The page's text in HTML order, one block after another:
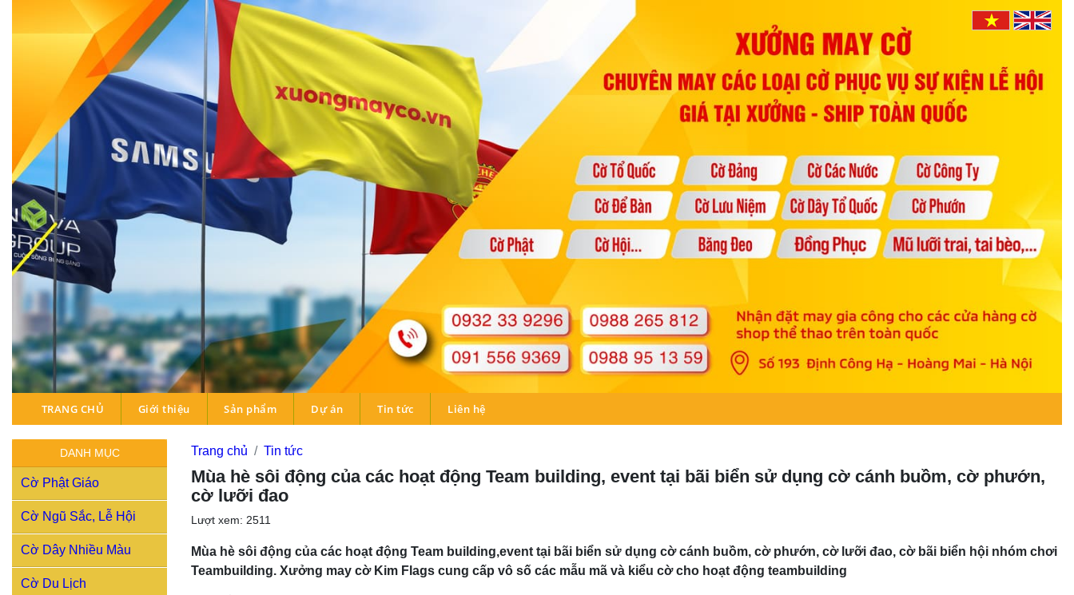
TRANG CHỦ Giới thiệu Sản phẩm Dự án Tin tức Liên hệ
DANH MỤC
Cờ Phật Giáo
Cờ Ngũ Sắc, Lễ Hội
Cờ Dây Nhiều Màu
Cờ Du Lịch
Trang chủ Tin tức
Mùa hè sôi động của các hoạt động Team building, event tại bãi biển sử dụng cờ cánh buồm, cờ phướn,
cờ lưỡi đao
Lượt xem: 2511
Mùa hè sôi động của các hoạt động Team building,event tại bãi biển sử dụng cờ cánh buồm, cờ phướn, cờ lưỡi đao, cờ bãi biển hội nhóm chơi
Teambuilding. Xưởng may cờ Kim Flags cung cấp vô số các mẫu mã và kiểu cờ cho hoạt động teambuilding